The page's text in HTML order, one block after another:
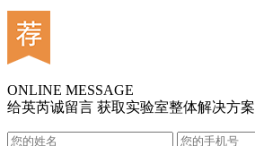
ONLINE MESSAGE
给英芮诚留言 获取实验室整体解决方案